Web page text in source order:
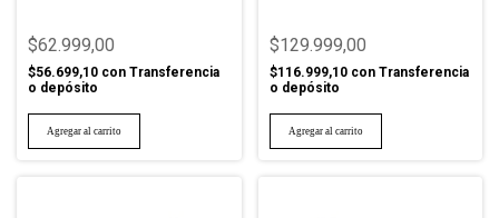
$62.999,00
$56.699,10 con Transferencia
o depósito
$129.999,00
$116.999,10 con Transferencia
o depósito